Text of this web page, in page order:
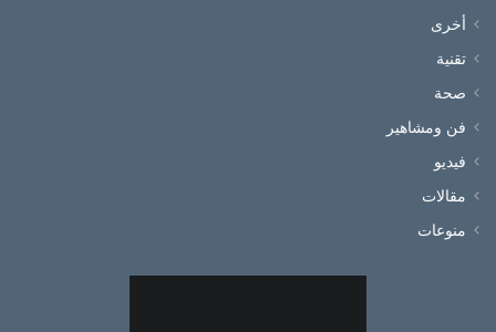
أخرى
تقنية
صحة
فن ومشاهير
فيديو
مقالات
منوعات